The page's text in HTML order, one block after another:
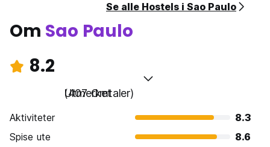
Se alle Hostels i Sao Paulo
Om Sao Paulo
8.2
Utmerket
(407 Omtaler)
Aktiviteter
8.3
Spise ute
8.6